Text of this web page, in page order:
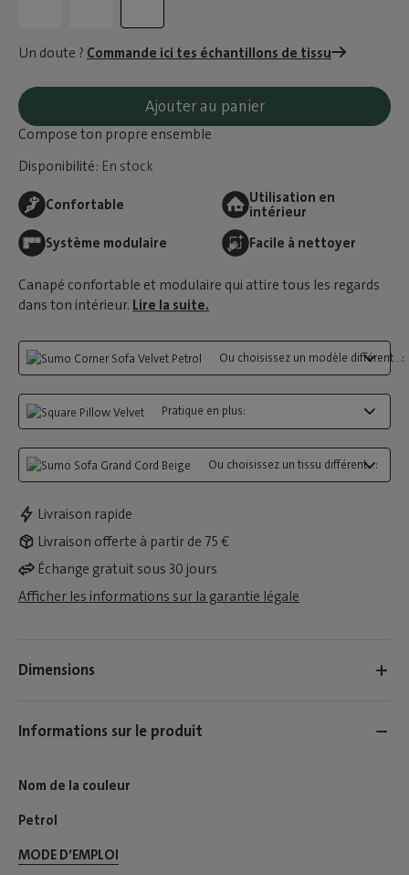
Un doute ? Commande ici tes échantillons de tissu
Ajouter au panier
Compose ton propre ensemble
Disponibilité: En stock
Confortable
Utilisation en
intérieur
Système modulaire
Facile à nettoyer
Canapé confortable et modulaire qui attire tous les regards
dans ton intérieur. Lire la suite.
Ou choisissez un modèle différent...:
Pratique en plus:
Ou choisissez un tissu différent...:
Livraison rapide
Livraison offerte à partir de 75 €
Échange gratuit sous 30 jours
Afficher les informations sur la garantie légale
Dimensions
Informations sur le produit
Nom de la couleur
Petrol
MODE D’EMPLOI​